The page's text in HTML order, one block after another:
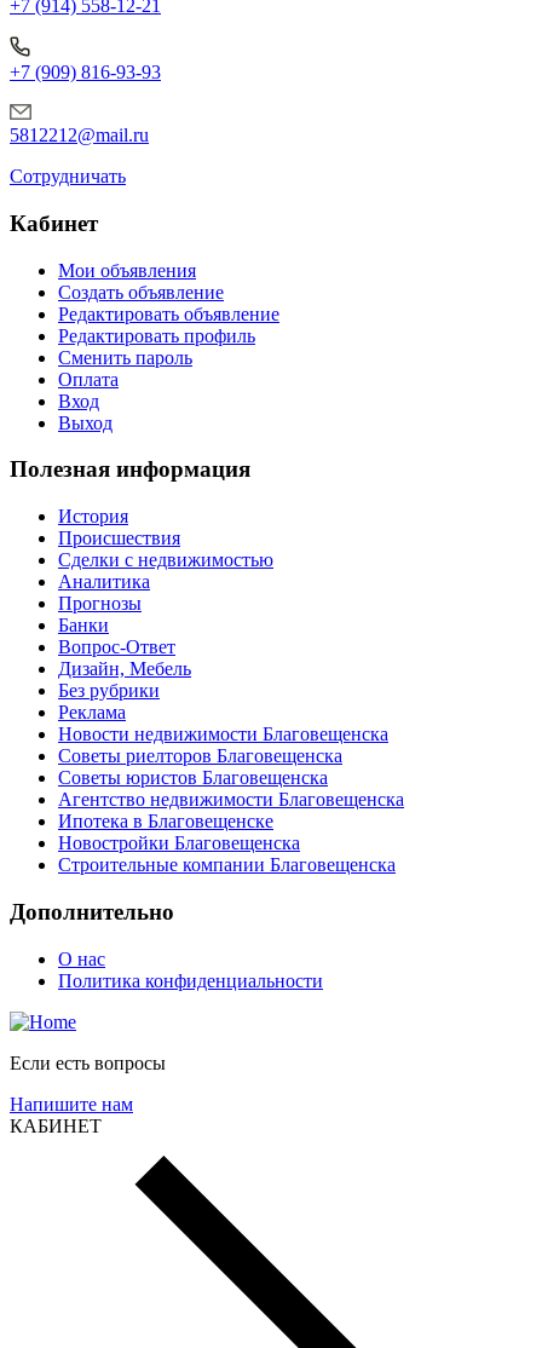
+7 (914) 558-12-21
+7 (909) 816-93-93
5812212@mail.ru
Сотрудничать
Кабинет
Мои объявления
Создать объявление
Редактировать объявление
Редактировать профиль
Сменить пароль
Оплата
Вход
Выход
Полезная информация
История
Происшествия
Сделки с недвижимостью
Аналитика
Прогнозы
Банки
Вопрос-Ответ
Дизайн, Мебель
Без рубрики
Реклама
Новости недвижимости Благовещенска
Советы риелторов Благовещенска
Советы юристов Благовещенска
Агентство недвижимости Благовещенска
Ипотека в Благовещенске
Новостройки Благовещенска
Строительные компании Благовещенска
Дополнительно
О нас
Политика конфиденциальности
Если есть вопросы
Напишите нам
КАБИНЕТ